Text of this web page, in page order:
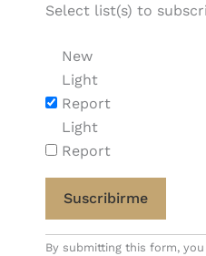
Select list(s) to
New
Light
Report
Light
Report
Constant
By submitting this form,